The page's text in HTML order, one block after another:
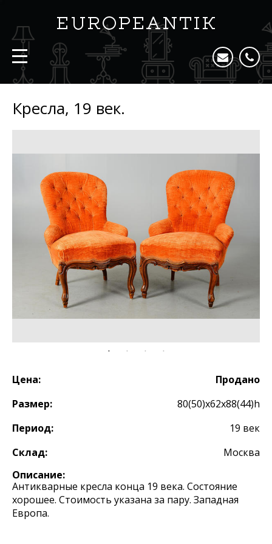
Кресла, 19 век.
Цена:
Продано
Размер:
80(50)х62х88(44)h
Период:
19 век
Склад:
Москва
Описание:
Антикварные кресла конца 19 века. Состояние
хорошее. Стоимость указана за пару. Западная
Европа.